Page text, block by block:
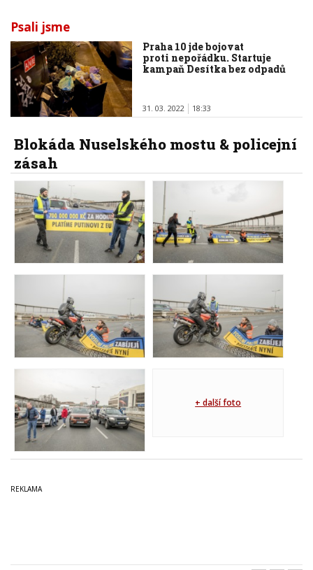
Psali jsme
Praha 10 jde bojovat
proti nepořádku. Startuje
kampaň Desítka bez odpadů
31. 03. 2022 18:33
Blokáda Nuselského mostu & policejní
zásah
+ další foto